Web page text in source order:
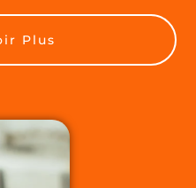
Plus